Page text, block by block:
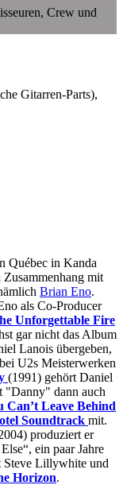
Crew und
Gitarren-Parts),
Québec in Kanda
Zusammenhang mit
Brian Eno.
als Co-Producer
Unforgettable Fire
gar nicht das Album
Lanois übergeben,
U2s Meisterwerken
(1991) gehört Daniel
"Danny" dann auch
Can’t Leave Behind
Soundtrack mit.
produziert er
ein paar Jahre
Steve Lillywhite und
Horizon.